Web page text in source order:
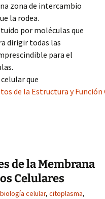
zona de intercambio
la rodea.
por moléculas que
dirigir todas las
para el
que
de la Estructura y Función
de la Membrana
Celulares
biología celular, citoplasma,